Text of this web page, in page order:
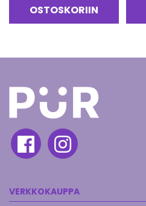
OSTOSKORIIN
VERKKOKAUPPA